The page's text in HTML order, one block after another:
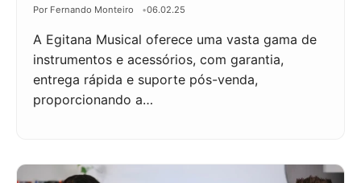
Por Fernando Monteiro 06.02.25
A Egitana Musical oferece uma vasta gama de
instrumentos e acessórios, com garantia,
entrega rápida e suporte pós-venda,
proporcionando a…